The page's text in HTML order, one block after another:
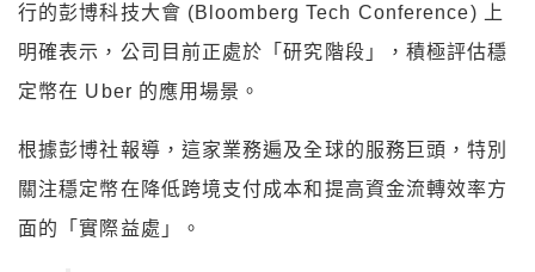
行的彭博科技大會 (Bloomberg Tech Conference) 上
明確表示，公司目前正處於「研究階段」，積極評估穩
定幣在 Uber 的應用場景。
根據彭博社報導，這家業務遍及全球的服務巨頭，特別
關注穩定幣在降低跨境支付成本和提高資金流轉效率方
面的「實際益處」。